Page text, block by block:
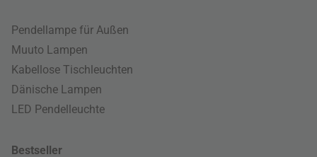
Pendellampe für Außen
Muuto Lampen
Kabellose Tischleuchten
Dänische Lampen
LED Pendelleuchte
Bestseller